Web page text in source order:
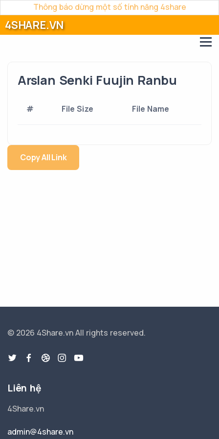
Thông báo dừng một số tính năng 4share
4SHARE.VN
Arslan Senki Fuujin Ranbu
# File Size File Name
Copy All Link
© 2026 4Share.vnAll rights reserved.
Liên hệ
4Share.vn
admin@4share.vn